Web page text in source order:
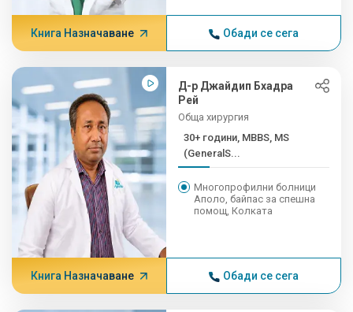
Книга Назначаване Обади се сега
Д-р Джайдип Бхадра
Рей
Обща хирургия
30+ години, MBBS, MS
(GeneralS...
Многопрофилни болници
Аполо, байпас за спешна
помощ, Колката
Книга Назначаване Обади се сега